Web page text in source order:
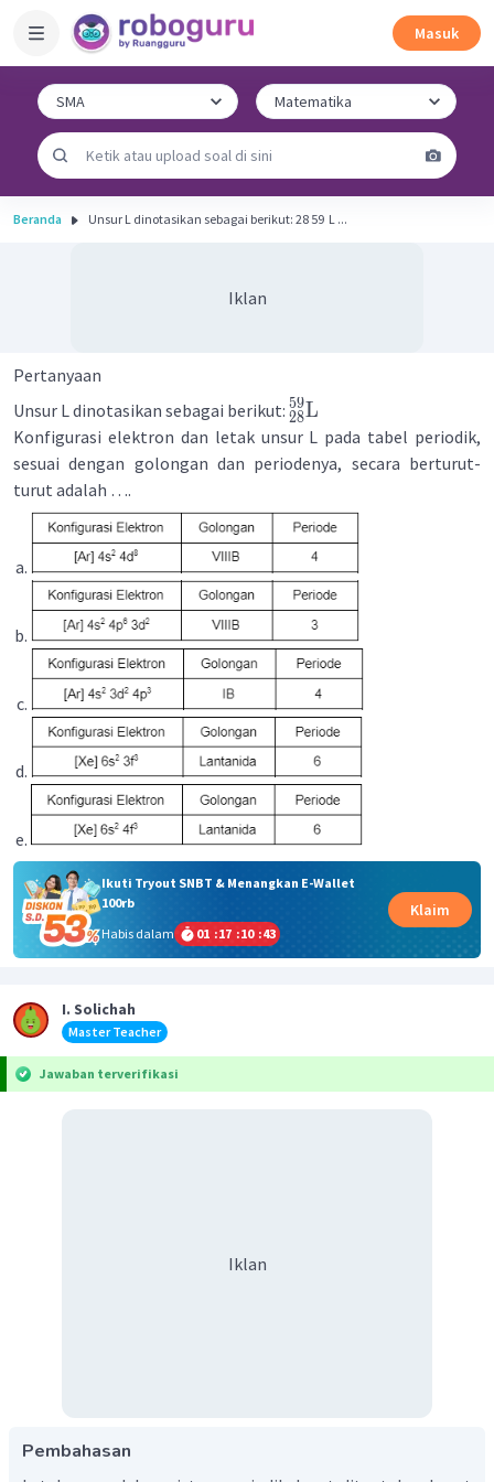
Masuk
Beranda Unsur L dinotasikan sebagai berikut: 28 59 ​ L ...
Iklan
Pertanyaan
Unsur L dinotasikan sebagai berikut: 28
59L
Konfigurasi elektron dan letak unsur L pada tabel periodik,
sesuai dengan golongan dan periodenya, secara berturut-
turut adalah ….
Ikuti Tryout SNBT & Menangkan E-Wallet
100rb
Habis dalam
01 :17 :10 :43
Klaim
I. Solichah
Master Teacher
Jawaban terverifikasi
Iklan
Pembahasan